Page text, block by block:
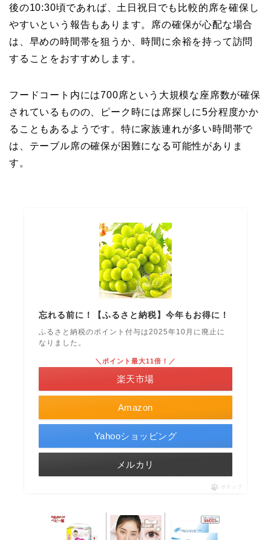
後の10:30頃であれば、土日祝日でも比較的席を確保し
やすいという報告もあります。席の確保が心配な場合
は、早めの時間帯を狙うか、時間に余裕を持って訪問
することをおすすめします。
フードコート内には700席という大規模な座席数が確保
されているものの、ピーク時には席探しに5分程度かか
ることもあるようです。特に家族連れが多い時間帯で
は、テーブル席の確保が困難になる可能性がありま
す。
忘れる前に！【ふるさと納税】今年もお得に！
ふるさと納税のポイント付与は2025年10月に廃止に
なりました。
Amazon
＼ポイント最大11倍！／
楽天市場
Yahooショッピング
メルカリ
ポチップ